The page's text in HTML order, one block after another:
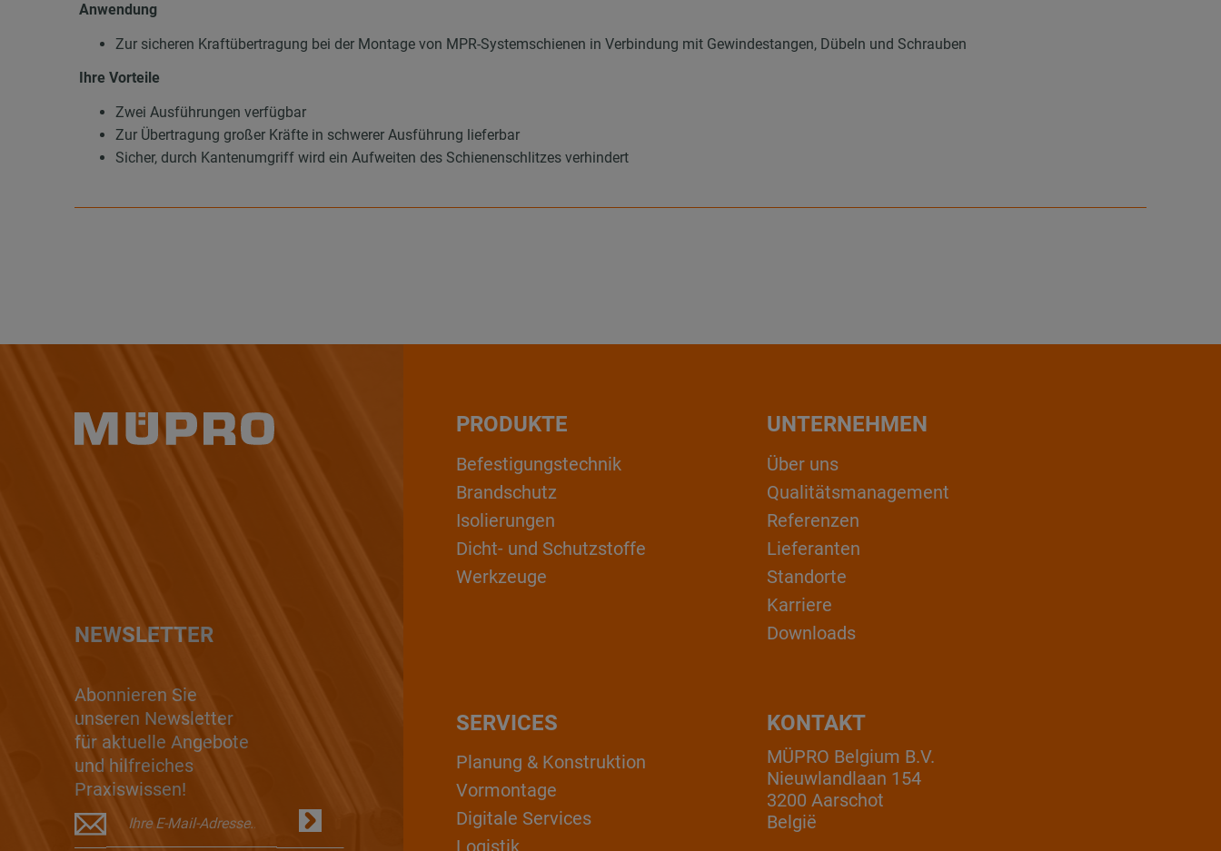
Anwendung
Zur sicheren Kraftübertragung bei der Montage von MPR-Systemschienen in Verbindung mit Gewindestangen, Dübeln und Schrauben
Ihre Vorteile
Zwei Ausführungen verfügbar
Zur Übertragung großer Kräfte in schwerer Ausführung lieferbar
Sicher, durch Kantenumgriff wird ein Aufweiten des Schienenschlitzes verhindert
NEWSLETTER
Abonnieren Sie
unseren Newsletter
für aktuelle Angebote
und hilfreiches
Praxiswissen!
PRODUKTE
Befestigungstechnik
Brandschutz
Isolierungen
Dicht- und Schutzstoffe
Werkzeuge
UNTERNEHMEN
Über uns
Qualitätsmanagement
Referenzen
Lieferanten
Standorte
Karriere
Downloads
KONTAKT
MÜPRO Belgium B.V.
Nieuwlandlaan 154
3200 Aarschot
België
SERVICES
Planung & Konstruktion
Vormontage
Digitale Services